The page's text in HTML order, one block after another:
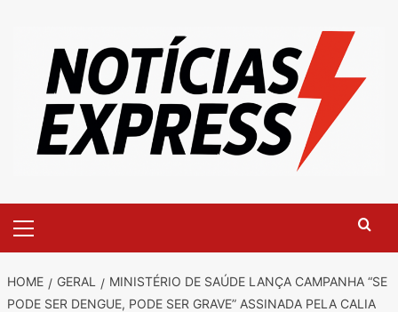
Menu
HOME GERAL
MINISTÉRIO DE SAÚDE LANÇA CAMPANHA “SE
PODE SER DENGUE, PODE SER GRAVE” ASSINADA PELA CALIA